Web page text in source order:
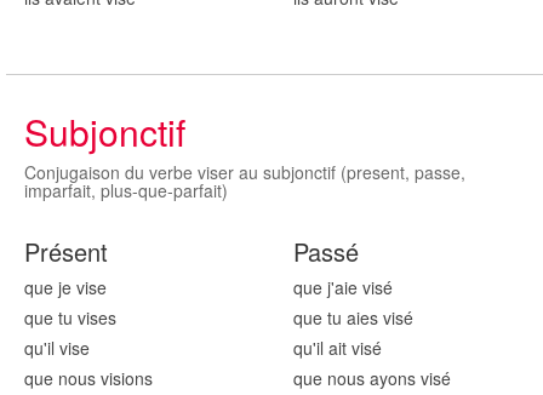
Subjonctif
Conjugaison du verbe viser au subjonctif (present, passe,
imparfait, plus-que-parfait)
Présent
que je vise
que tu vises
qu'il vise
que nous visions
Passé
que j'aie visé
que tu aies visé
qu'il ait visé
que nous ayons visé